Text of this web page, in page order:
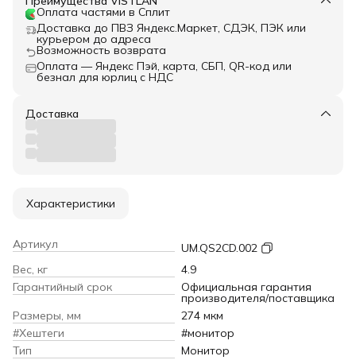
Оплата частями в Сплит
Доставка до ПВЗ Яндекс.Маркет, СДЭК, ПЭК или
курьером до адреса
Возможность возврата
Оплата — Яндекс Пэй, карта, СБП, QR-код или
безнал для юрлиц с НДС
Доставка
Характеристики
Артикул
UM.QS2CD.002
Вес, кг
4.9
Гарантийный срок
Официальная гарантия
производителя/поставщика
Размеры, мм
274 мкм
#Хештеги
#монитор
Тип
Монитор